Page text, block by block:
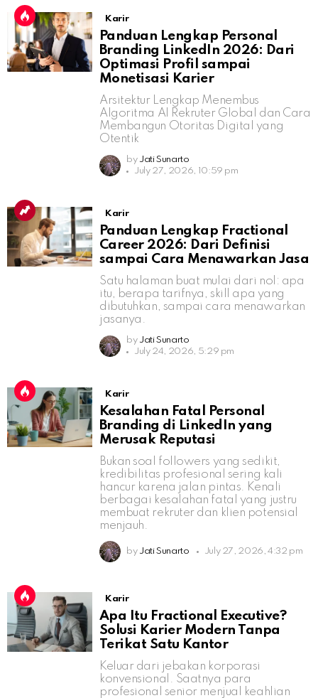
Karir
Panduan Lengkap Personal
Branding LinkedIn 2026: Dari
Optimasi Profil sampai
Monetisasi Karier
Arsitektur Lengkap Menembus
Algoritma AI Rekruter Global dan Cara
Membangun Otoritas Digital yang
Otentik
by Jati Sunarto
July 27, 2026, 10:59 pm
Karir
Panduan Lengkap Fractional
Career 2026: Dari Definisi
sampai Cara Menawarkan Jasa
Satu halaman buat mulai dari nol: apa
itu, berapa tarifnya, skill apa yang
dibutuhkan, sampai cara menawarkan
jasanya.
by Jati Sunarto
July 24, 2026, 5:29 pm
Karir
Kesalahan Fatal Personal
Branding di LinkedIn yang
Merusak Reputasi
Bukan soal followers yang sedikit,
kredibilitas profesional sering kali
hancur karena jalan pintas. Kenali
berbagai kesalahan fatal yang justru
membuat rekruter dan klien potensial
menjauh.
by Jati Sunarto July 27, 2026, 4:32 pm
Karir
Apa Itu Fractional Executive?
Solusi Karier Modern Tanpa
Terikat Satu Kantor
Keluar dari jebakan korporasi
konvensional. Saatnya para
profesional senior menjual keahlian